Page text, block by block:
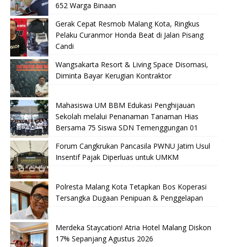
652 Warga Binaan
Gerak Cepat Resmob Malang Kota, Ringkus
Pelaku Curanmor Honda Beat di Jalan Pisang
Candi
Wangsakarta Resort & Living Space Disomasi,
Diminta Bayar Kerugian Kontraktor
Mahasiswa UM BBM Edukasi Penghijauan
Sekolah melalui Penanaman Tanaman Hias
Bersama 75 Siswa SDN Temenggungan 01
Forum Cangkrukan Pancasila PWNU Jatim Usul
Insentif Pajak Diperluas untuk UMKM
Polresta Malang Kota Tetapkan Bos Koperasi
Tersangka Dugaan Penipuan & Penggelapan
Merdeka Staycation! Atria Hotel Malang Diskon
17% Sepanjang Agustus 2026